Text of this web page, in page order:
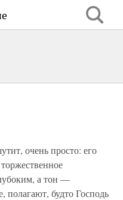
очень просто: его
а тон —
будто Господь